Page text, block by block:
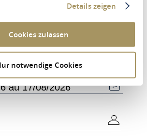
Details zeigen
Cookies zulassen
notwendige Cookies